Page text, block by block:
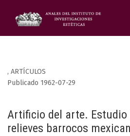
, ARTÍCULOS
Artificio del arte. Estudio
relieves barrocos
Publicado 1962-07-29